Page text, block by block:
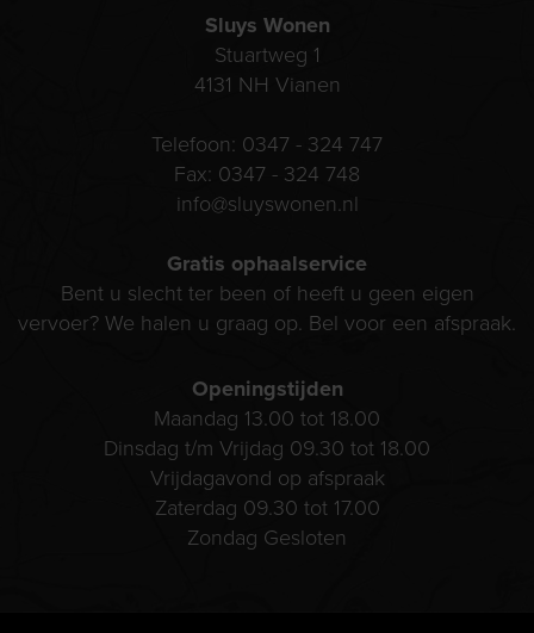
Sluys Wonen
Stuartweg 1
4131 NH Vianen
Telefoon: 0347 - 324 747
Fax: 0347 - 324 748
info@sluyswonen.nl
Gratis ophaalservice
Bent u slecht ter been of heeft u geen eigen
vervoer? We halen u graag op. Bel voor een afspraak.
Openingstijden
Maandag 13.00 tot 18.00
Dinsdag t/m Vrijdag 09.30 tot 18.00
Vrijdagavond op afspraak
Zaterdag 09.30 tot 17.00
Zondag Gesloten